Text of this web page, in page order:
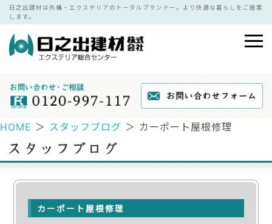
日之出建材は外構・エクステリアのトータルプランナー。より快適な暮らしをご提案
します。
HOME ＞ スタッフブログ ＞ カーポート屋根修理
カーポート屋根修理